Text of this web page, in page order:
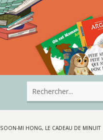
SOON-MI HONG, LE CADEAU DE MINUIT